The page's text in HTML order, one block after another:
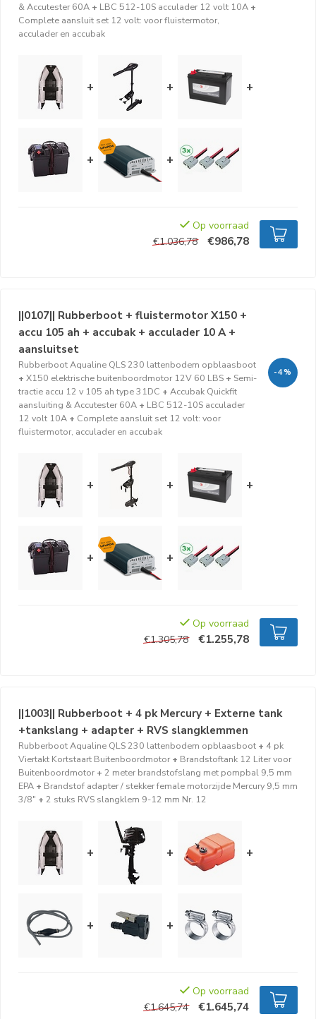
& Accutester 60A + LBC 512-10S acculader 12 volt 10A +
Complete aansluit set 12 volt: voor fluistermotor,
acculader en accubak
+ + +
+ +
Op voorraad
€1.036,78
€986,78
||0107|| Rubberboot + fluistermotor X150 +
accu 105 ah + accubak + acculader 10 A +
aansluitset
Rubberboot Aqualine QLS 230 lattenbodem opblaasboot
+ X150 elektrische buitenboordmotor 12V 60 LBS + Semi-
tractie accu 12 v 105 ah type 31DC + Accubak Quickfit
aansluiting & Accutester 60A + LBC 512-10S acculader
12 volt 10A + Complete aansluit set 12 volt: voor
fluistermotor, acculader en accubak
-4%
+ + +
+ +
Op voorraad
€1.305,78
€1.255,78
||1003|| Rubberboot + 4 pk Mercury + Externe tank
+tankslang + adapter + RVS slangklemmen
Rubberboot Aqualine QLS 230 lattenbodem opblaasboot + 4 pk
Viertakt Kortstaart Buitenboordmotor + Brandstoftank 12 Liter voor
Buitenboordmotor + 2 meter brandstofslang met pompbal 9,5 mm
EPA + Brandstof adapter / stekker female motorzijde Mercury 9,5 mm
3/8" + 2 stuks RVS slangklem 9-12 mm Nr. 12
+ + +
+ +
Op voorraad
€1.645,74
€1.645,74